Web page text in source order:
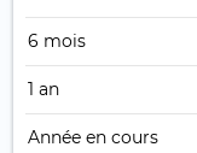
6 mois
1 an
Année en cours